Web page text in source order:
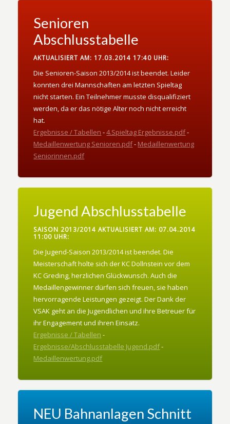
Senioren
Abschlusstabelle
AKTUALISIERT AM: 17.03.2014 17:40 UHR:
Die Senioren-Saison 2013/2014 ist beendet. Leider
konnten drei Mannschaften am letzten Spieltag
nicht starten. Ein Teilnehmer musste disqualifiziert
werden, da er das nötige Alter noch nicht erreicht
hat.
Ergebnisse / Tabellen -4.Spieltag Ergebnisse.pdf-
Medaillenwertung Senioren.pdf- Medaillenwertung
Seniorinnen.pdf
Jugend Abschlusstabelle
SAISON 2013/2014 AKTUALISIERT AM: 07.04.2014
11:00 UHR:
Die Jugend-Saison 2013/2014 ist beendet. Die
Meisterschaft holte sich der KC Dollnstein vor dem
KC Greding, herzlichen Glückwunsch. Auch die
Medaillengewinner dürfen sich freuen, sie haben
hervorragende Leistungen gezeigt. Der Dank der
VSAK geht an die Jugendlichen und ihre Betreuer für
ihr Engagement und ihren Einsatz.
Ergebnisse / Tabellen -
Ergebnisse/Abschlusstabelle Jugend.pdf-
Medaillenwertung.pdf
NEU Bahnanlagen Schnitt